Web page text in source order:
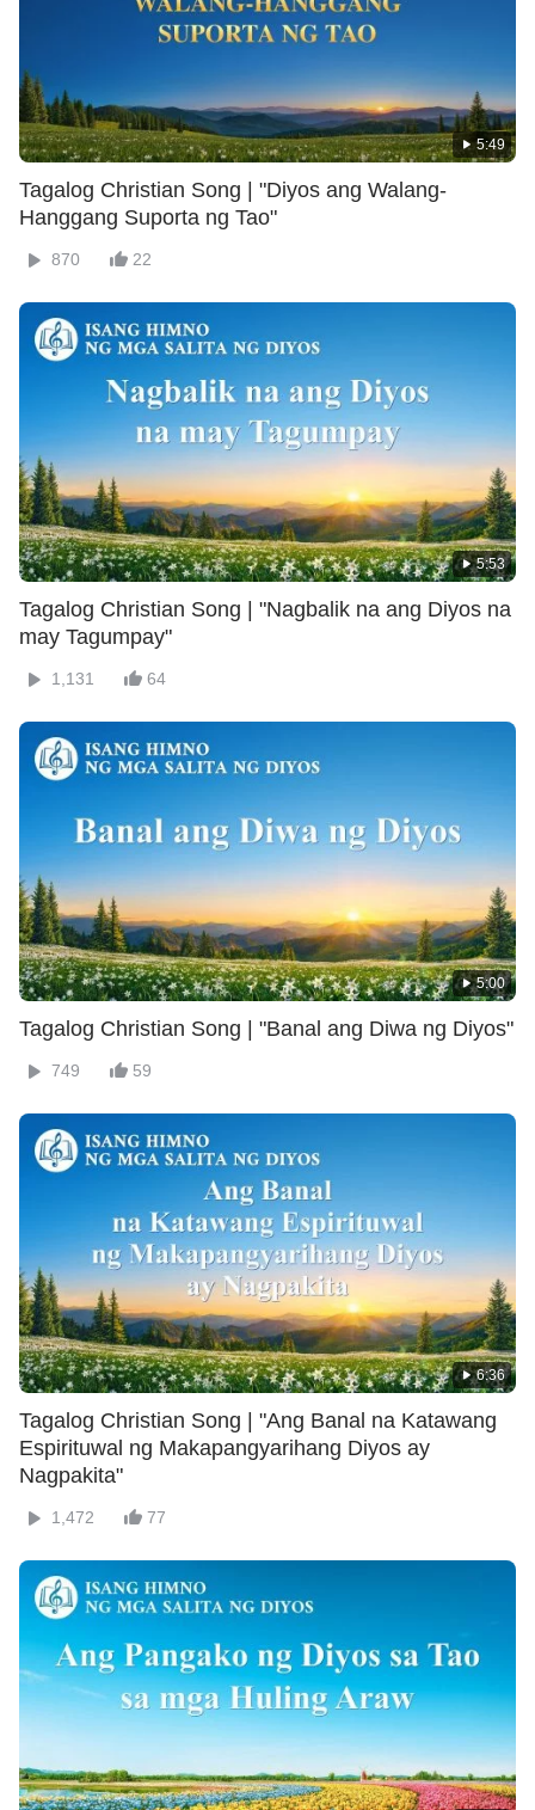
5:49
Tagalog Christian Song | "Diyos ang Walang-
Hanggang Suporta ng Tao"
870 22
5:53
Tagalog Christian Song | "Nagbalik na ang Diyos na
may Tagumpay"
1,131 64
5:00
Tagalog Christian Song | "Banal ang Diwa ng Diyos"
749 59
6:36
Tagalog Christian Song | "Ang Banal na Katawang
Espirituwal ng Makapangyarihang Diyos ay
Nagpakita"
1,472 77